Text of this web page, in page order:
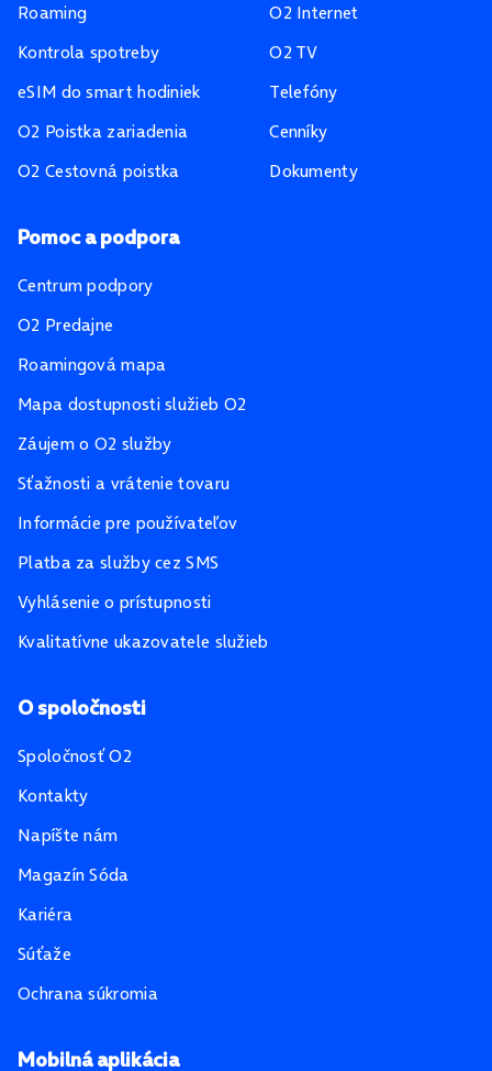
Mobilná aplikácia
Roaming
Kontrola spotreby
eSIM do smart hodiniek
O2 Poistka zariadenia
O2 Cestovná poistka
O2 Internet
O2 TV
Telefóny
Cenníky
Dokumenty
Pomoc a podpora
Centrum podpory
O2 Predajne
Roamingová mapa
Mapa dostupnosti služieb O2
Záujem o O2 služby
Sťažnosti a vrátenie tovaru
Informácie pre používateľov
Platba za služby cez SMS
Vyhlásenie o prístupnosti
Kvalitatívne ukazovatele služieb
O spoločnosti
Spoločnosť O2
Kontakty
Napíšte nám
Magazín Sóda
Kariéra
Súťaže
Ochrana súkromia